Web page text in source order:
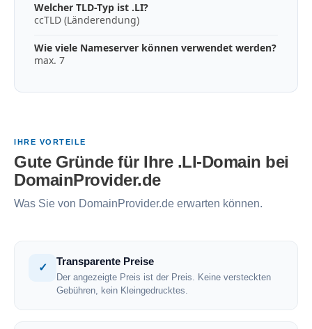
Welcher TLD-Typ ist .LI?
ccTLD (Länderendung)
Wie viele Nameserver können verwendet werden?
max. 7
IHRE VORTEILE
Gute Gründe für Ihre .LI-Domain bei
DomainProvider.de
Was Sie von DomainProvider.de erwarten können.
✓
Transparente Preise
Der angezeigte Preis ist der Preis. Keine versteckten
Gebühren, kein Kleingedrucktes.